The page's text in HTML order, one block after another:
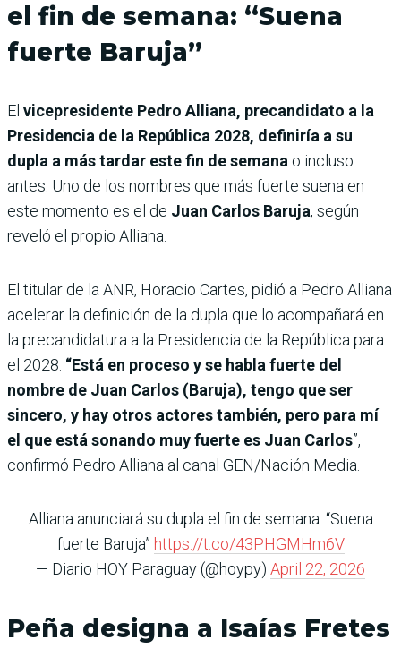
el fin de semana: “Suena
fuerte Baruja”
El vicepresidente Pedro Alliana, precandidato a la
Presidencia de la República 2028, definiría a su
dupla a más tardar este fin de semana o incluso
antes. Uno de los nombres que más fuerte suena en
este momento es el de Juan Carlos Baruja, según
reveló el propio Alliana.
El titular de la ANR, Horacio Cartes, pidió a Pedro Alliana
acelerar la definición de la dupla que lo acompañará en
la precandidatura a la Presidencia de la República para
el 2028. “Está en proceso y se habla fuerte del
nombre de Juan Carlos (Baruja), tengo que ser
sincero, y hay otros actores también, pero para mí
el que está sonando muy fuerte es Juan Carlos”,
confirmó Pedro Alliana al canal GEN/Nación Media.
Alliana anunciará su dupla el fin de semana: “Suena
fuerte Baruja” https://t.co/43PHGMHm6V
— Diario HOY Paraguay (@hoypy) April 22, 2026
Peña designa a Isaías Fretes